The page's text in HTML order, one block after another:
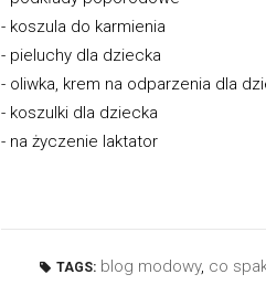
- koszula do karmienia
- pieluchy dla dziecka
- oliwka, krem na odparzenia dla
- koszulki dla dziecka
- na życzenie laktator
TAGS: blog modowy, co